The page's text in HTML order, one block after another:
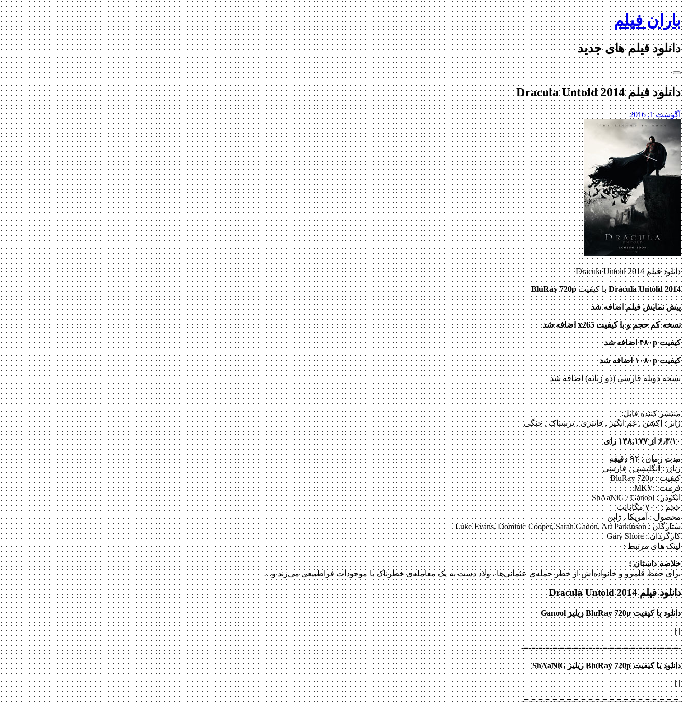
Skip
to
content
باران فیلم
دانلود فیلم های جدید
دانلود فیلم Dracula Untold 2014
آگوست 1, 2016
دانلود فیلم Dracula Untold 2014
Dracula Untold 2014با کیفیتBluRay 720p
پیش نمایش فیلم اضافه شد
نسخه کم حجم و با کیفیت x265 اضافه شد
کیفیت ۴۸۰p اضافه شد
کیفیت ۱۰۸۰p اضافه شد
نسخه دوبله فارسی (دو زبانه) اضافه شد
منتشر کننده فایل:
ژانر : اکشن , غم انگیز , فانتزی , ترسناک , جنگی
۶٫۳/۱۰ از ۱۳۸,۱۷۷ رای
مدت زمان : ۹۲ دقیقه
زبان : انگلیسی , فارسی
کیفیت : BluRay 720p
فرمت : MKV
انکودر : ShAaNiG / Ganool
حجم : ۷۰۰ مگابایت
محصول : آمریکا , ژاپن
ستارگان : Luke Evans, Dominic Cooper, Sarah Gadon, Art Parkinson
کارگردان : Gary Shore
لینک های مرتبط :–
خلاصه داستان :
برای حفظ قلمرو و خانواده‌اش از خطر حمله‌ی عثمانی‌ها ، ولاد دست به یک معامله‌ی خطرناک با موجودات فراطبیعی می‌زند و…
دانلود فیلم Dracula Untold 2014
دانلود با کیفیت BluRay 720p ریلیز Ganool
|
|
-=-=-=-=-=-=-=-=-=-=-=-=-=-=-=-=-=-=-=-=-=-=-
دانلود با کیفیت BluRay 720p ریلیز ShAaNiG
|
|
-=-=-=-=-=-=-=-=-=-=-=-=-=-=-=-=-=-=-=-=-=-=-